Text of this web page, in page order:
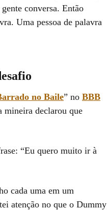
conversa. Então
Uma pessoa de palavra
no Baile” no BBB
declarou que
“Eu quero muito ir à
cada uma em um
atenção no que o Dummy